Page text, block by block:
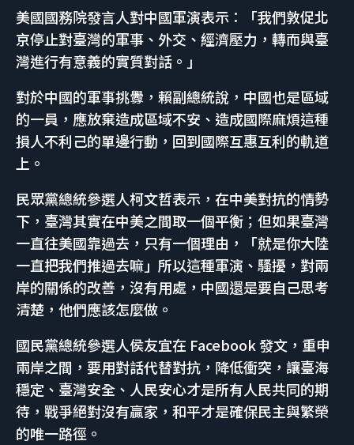
美國國務院發言人對中國軍演表示：「我們敦促北
京停止對臺灣的軍事、外交、經濟壓力，轉而與臺
灣進行有意義的實質對話。」
對於中國的軍事挑釁，賴副總統說，中國也是區域
的一員，應放棄造成區域不安、造成國際麻煩這種
損人不利己的單邊行動，回到國際互惠互利的軌道
上。
民眾黨總統參選人柯文哲表示，在中美對抗的情勢
下，臺灣其實在中美之間取一個平衡；但如果臺灣
一直往美國靠過去，只有一個理由，「就是你大陸
一直把我們推過去嘛」所以這種軍演、騷擾，對兩
岸的關係的改善，沒有用處，中國還是要自己思考
清楚，他們應該怎麼做。
國民黨總統參選人侯友宜在 Facebook 發文，重申
兩岸之間，要用對話代替對抗，降低衝突，讓臺海
穩定、臺灣安全、人民安心才是所有人民共同的期
待，戰爭絕對沒有贏家，和平才是確保民主與繁榮
的唯一路徑。